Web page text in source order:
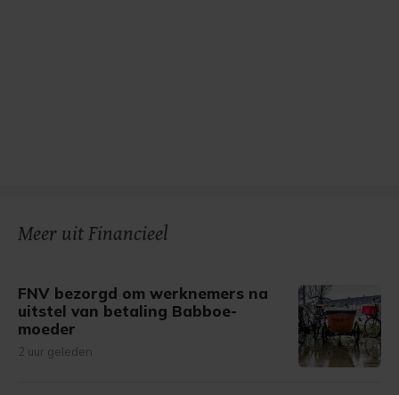
Meer uit Financieel
FNV bezorgd om werknemers na
uitstel van betaling Babboe-
moeder
2 uur geleden